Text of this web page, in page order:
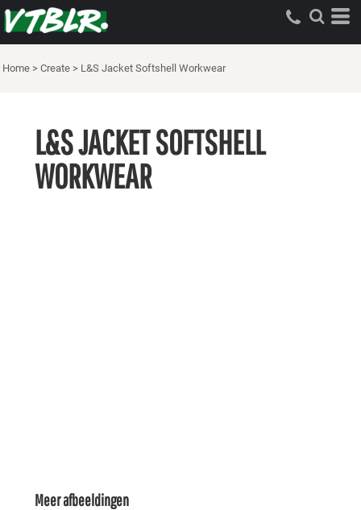
Home > Create > L&S Jacket Softshell Workwear
L&S JACKET SOFTSHELL
WORKWEAR
Meer afbeeldingen